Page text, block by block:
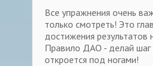
Все упражнения очень
только смотреть! Это
достижения результатов
Правило ДАО - делай шаг
откроется под ногами!